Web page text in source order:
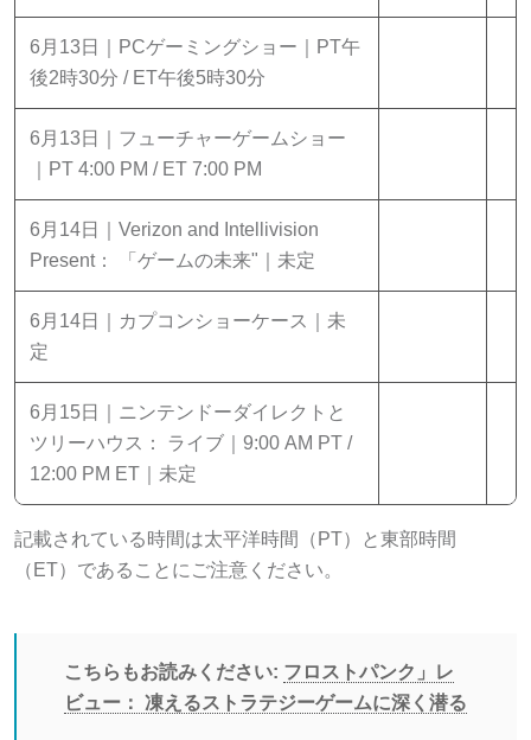
6月13日｜PCゲーミングショー｜PT午
後2時30分 / ET午後5時30分
6月13日｜フューチャーゲームショー
｜PT 4:00 PM / ET 7:00 PM
6月14日｜Verizon and Intellivision
Present： 「ゲームの未来"｜未定
6月14日｜カプコンショーケース｜未
定
6月15日｜ニンテンドーダイレクトと
ツリーハウス： ライブ｜9:00 AM PT /
12:00 PM ET｜未定
記載されている時間は太平洋時間（PT）と東部時間
（ET）であることにご注意ください。
こちらもお読みください: フロストパンク」レ
ビュー： 凍えるストラテジーゲームに深く潜る